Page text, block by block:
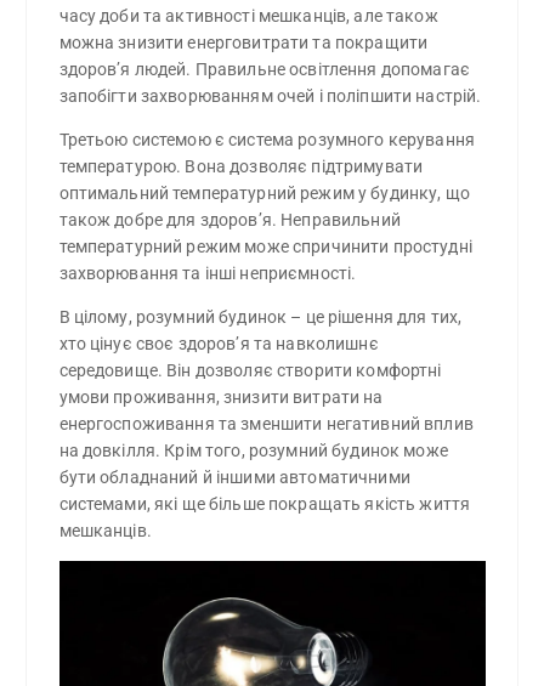
часу доби та активності мешканців, але також
можна знизити енерговитрати та покращити
здоров’я людей. Правильне освітлення допомагає
запобігти захворюванням очей і поліпшити настрій.
Третьою системою є система розумного керування
температурою. Вона дозволяє підтримувати
оптимальний температурний режим у будинку, що
також добре для здоров’я. Неправильний
температурний режим може спричинити простудні
захворювання та інші неприємності.
В цілому, розумний будинок – це рішення для тих,
хто цінує своє здоров’я та навколишнє
середовище. Він дозволяє створити комфортні
умови проживання, знизити витрати на
енергоспоживання та зменшити негативний вплив
на довкілля. Крім того, розумний будинок може
бути обладнаний й іншими автоматичними
системами, які ще більше покращать якість життя
мешканців.